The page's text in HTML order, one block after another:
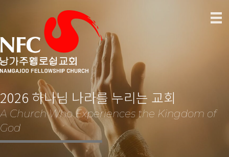
2026 하나님 나라를 누리는 교회
A Church Who Experiences the Kingdom of
God